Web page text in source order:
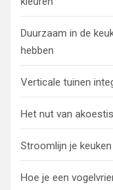
Duurzaam in de
hebben
Verticale tuinen
Het nut van
Stroomlijn je
Hoe je een